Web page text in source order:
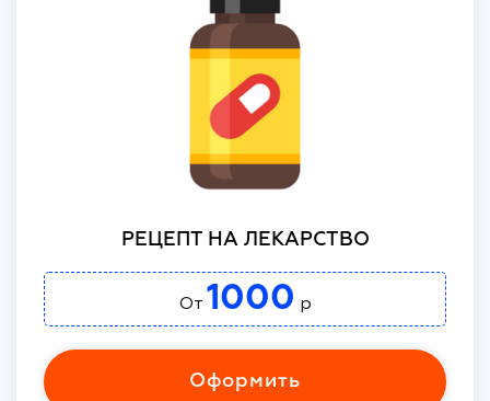
РЕЦЕПТ НА ЛЕКАРСТВО
От 1000 р
Оформить